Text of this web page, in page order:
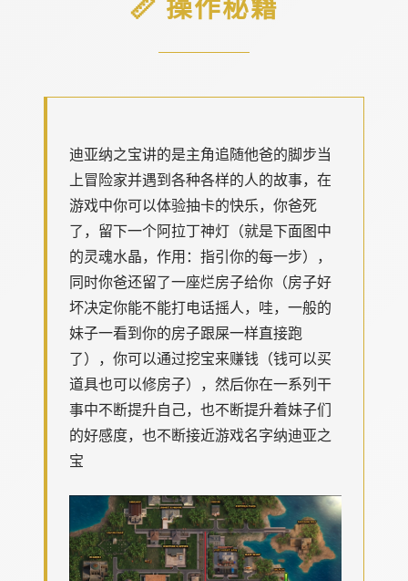
迪亚纳之宝讲的是主角追随他爸的脚步当
上冒险家并遇到各种各样的人的故事，在
游戏中你可以体验抽卡的快乐，你爸死
了，留下一个阿拉丁神灯（就是下面图中
的灵魂水晶，作用：指引你的每一步），
同时你爸还留了一座烂房子给你（房子好
坏决定你能不能打电话摇人，哇，一般的
妹子一看到你的房子跟屎一样直接跑
了），你可以通过挖宝来赚钱（钱可以买
道具也可以修房子），然后你在一系列干
事中不断提升自己，也不断提升着妹子们
的好感度，也不断接近游戏名字纳迪亚之
宝